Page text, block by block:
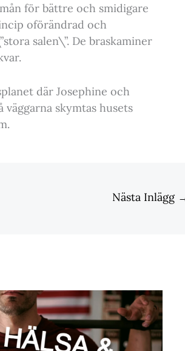
för bättre och smidigare
oförändrad och
salen\”. De braskaminer
där Josephine och
skymtas husets
Nästa Inlägg